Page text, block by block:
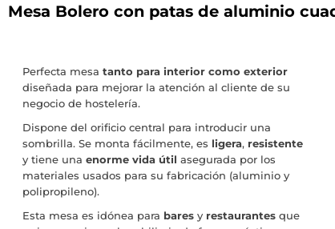
Mesa Bolero con patas de aluminio
Perfecta mesa tanto para interior como exterior
diseñada para mejorar la atención al cliente de su
negocio de hostelería.
Dispone del orificio central para introducir una
sombrilla. Se monta fácilmente, es ligera, resistente
y tiene una enorme vida útil asegurada por los
materiales usados para su fabricación (aluminio y
polipropileno).
Esta mesa es idónea para bares y restaurantes que